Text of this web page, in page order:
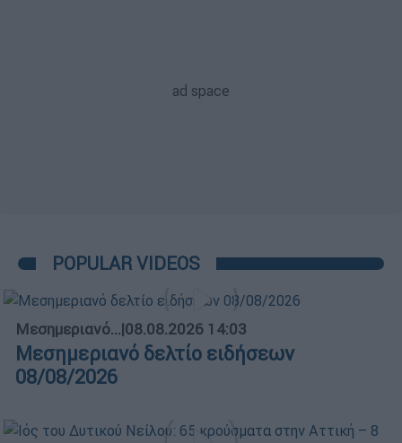
POPULAR VIDEOS
Μεσημεριανό...|08.08.2026 14:03
Μεσημεριανό δελτίο ειδήσεων
08/08/2026